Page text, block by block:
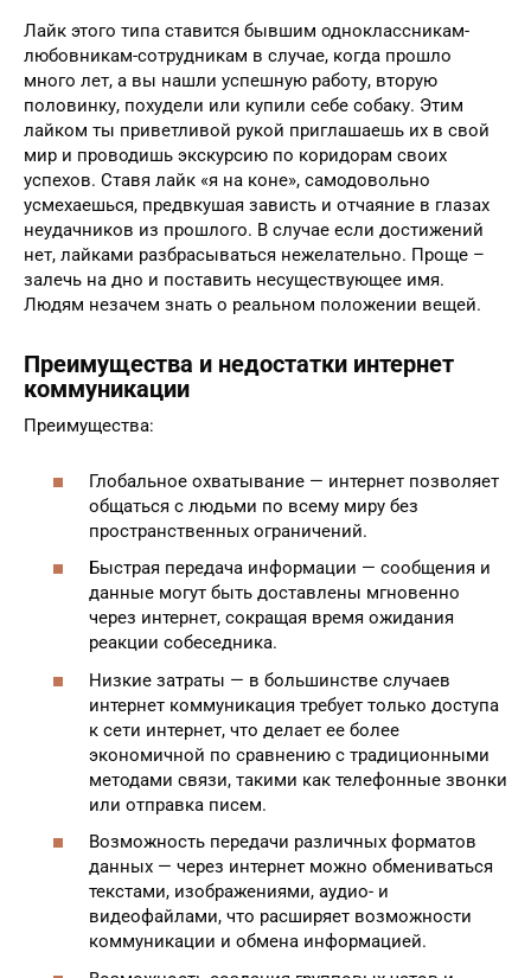
Лайк этого типа ставится бывшим одноклассникам-
любовникам-сотрудникам в случае, когда прошло
много лет, а вы нашли успешную работу, вторую
половинку, похудели или купили себе собаку. Этим
лайком ты приветливой рукой приглашаешь их в свой
мир и проводишь экскурсию по коридорам своих
успехов. Ставя лайк «я на коне», самодовольно
усмехаешься, предвкушая зависть и отчаяние в глазах
неудачников из прошлого. В случае если достижений
нет, лайками разбрасываться нежелательно. Проще –
залечь на дно и поставить несуществующее имя.
Людям незачем знать о реальном положении вещей.
Преимущества и недостатки интернет
коммуникации
Преимущества:
Глобальное охватывание — интернет позволяет
общаться с людьми по всему миру без
пространственных ограничений.
Быстрая передача информации — сообщения и
данные могут быть доставлены мгновенно
через интернет, сокращая время ожидания
реакции собеседника.
Низкие затраты — в большинстве случаев
интернет коммуникация требует только доступа
к сети интернет, что делает ее более
экономичной по сравнению с традиционными
методами связи, такими как телефонные звонки
или отправка писем.
Возможность передачи различных форматов
данных — через интернет можно обмениваться
текстами, изображениями, аудио- и
видеофайлами, что расширяет возможности
коммуникации и обмена информацией.